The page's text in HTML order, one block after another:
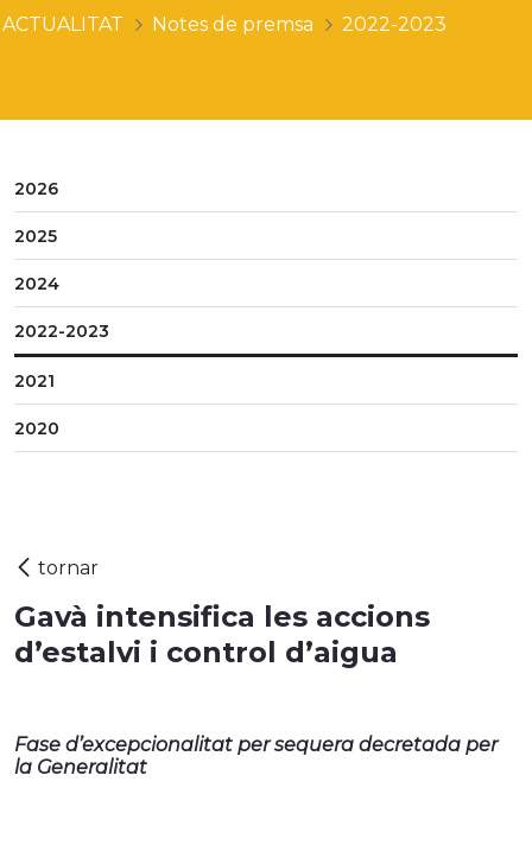
ACTUALITAT Notes de premsa 2022-2023
2026
2025
2024
2022-2023
2021
2020
Gavà intensifica les accions
d’estalvi i control d’aigua
Fase d’excepcionalitat per sequera decretada per
la Generalitat